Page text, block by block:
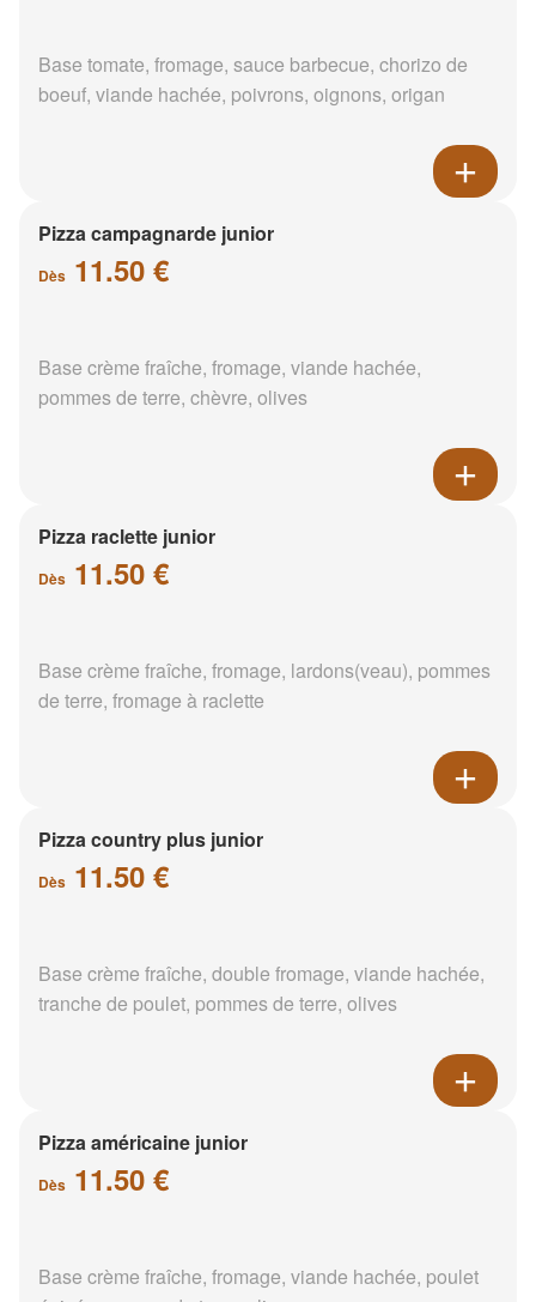
Base tomate, fromage, sauce barbecue, chorizo de
boeuf, viande hachée, poivrons, oignons, origan
Pizza campagnarde junior
Dès 11.50 €
Base crème fraîche, fromage, viande hachée,
pommes de terre, chèvre, olives
Pizza raclette junior
Dès 11.50 €
Base crème fraîche, fromage, lardons(veau), pommes
de terre, fromage à raclette
Pizza country plus junior
Dès 11.50 €
Base crème fraîche, double fromage, viande hachée,
tranche de poulet, pommes de terre, olives
Pizza américaine junior
Dès 11.50 €
Base crème fraîche, fromage, viande hachée, poulet